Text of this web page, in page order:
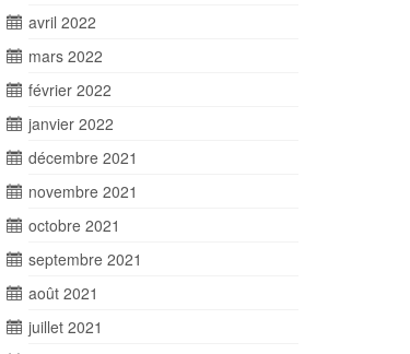
avril 2022
mars 2022
février 2022
janvier 2022
décembre 2021
novembre 2021
octobre 2021
septembre 2021
août 2021
juillet 2021